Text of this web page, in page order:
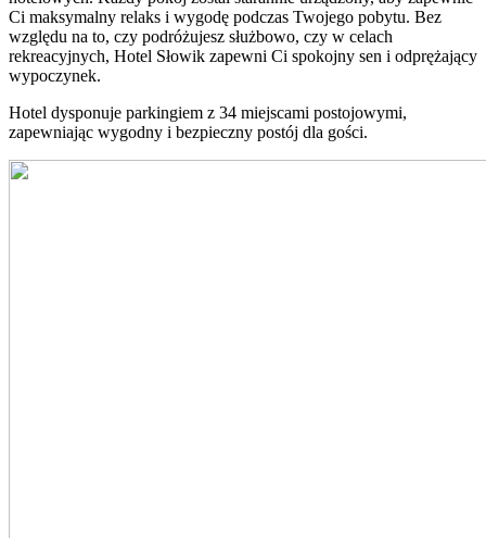
Ci maksymalny relaks i wygodę podczas Twojego pobytu. Bez
względu na to, czy podróżujesz służbowo, czy w celach
rekreacyjnych, Hotel Słowik zapewni Ci spokojny sen i odprężający
wypoczynek.
Hotel dysponuje parkingiem z 34 miejscami postojowymi,
zapewniając wygodny i bezpieczny postój dla gości.